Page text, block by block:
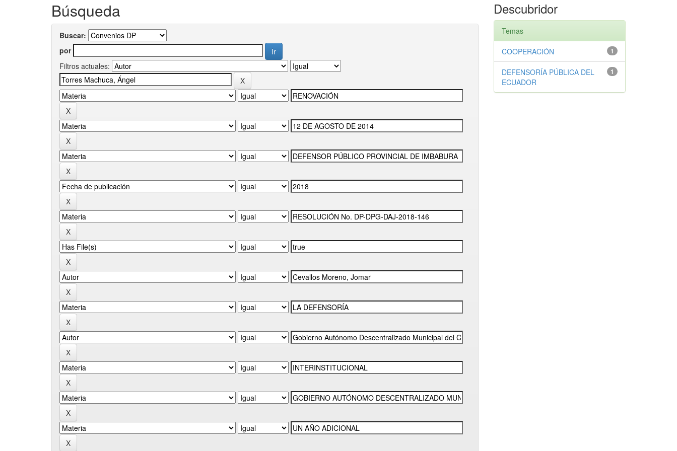
Búsqueda
Buscar:
por
Filtros actuales:
Descubridor
Temas
1
COOPERACIÓN
1
DEFENSORÍA PÚBLICA DEL
ECUADOR